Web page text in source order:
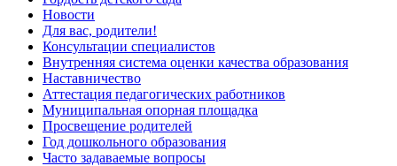
Новости
Для вас, родители!
Консультации специалистов
Внутренняя система оценки качества образования
Наставничество
Аттестация педагогических работников
Муниципальная опорная площадка
Просвещение родителей
Год дошкольного образования
Часто задаваемые вопросы